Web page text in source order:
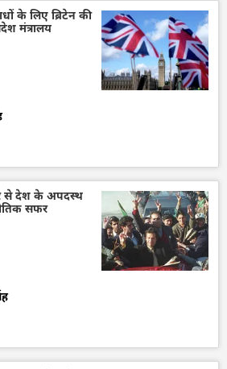
के लिए ब्रिटेन की
मंत्रालय
से देश के अपदस्थ
सफर